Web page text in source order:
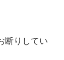
断りしてい